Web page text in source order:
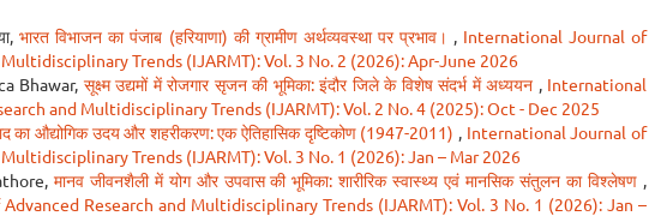
भारत विभाजन का पंजाब (हरियाणा) की ग्रामीण अर्थव्यवस्था पर प्रभाव। , International Journal of
Trends (IJARMT): Vol. 3 No. 2 (2026): Apr-June 2026
Bhawar, सूक्ष्म उद्यमों में रोजगार सृजन की भूमिका: इंदौर जिले के विशेष संदर्भ में अध्ययन , International
and Multidisciplinary Trends (IJARMT): Vol. 2 No. 4 (2025): Oct - Dec 2025
का औद्योगिक उदय और शहरीकरण: एक ऐतिहासिक दृष्टिकोण (1947-2011) , International Journal of
Trends (IJARMT): Vol. 3 No. 1 (2026): Jan – Mar 2026
मानव जीवनशैली में योग और उपवास की भूमिका: शारीरिक स्वास्थ्य एवं मानसिक संतुलन का विश्लेषण ,
Research and Multidisciplinary Trends (IJARMT): Vol. 3 No. 1 (2026): Jan –